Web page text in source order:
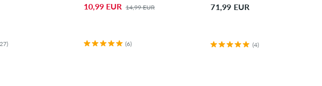
10,99 EUR 14,99 EUR
(6)
71,99 EUR
(4)